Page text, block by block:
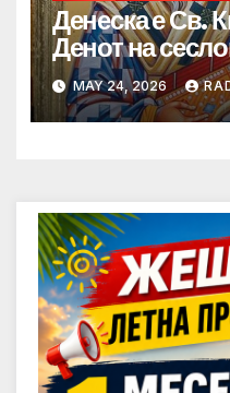
Денеска е Св.
Денот на
просветители
MAY 24, 2026